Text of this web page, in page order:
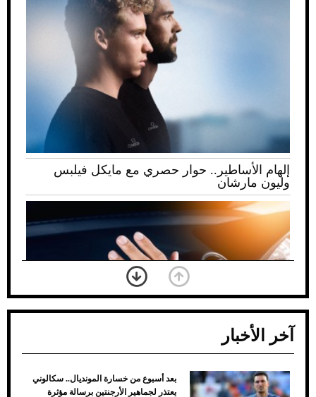
إلهام الأساطير.. حوار حصري مع مايكل فيلبس
وليون مارشان
ضعف تبريد مكيف السيارة عند الوقوف.. أشهر
آخر الأخبار
بعد أسبوع من خسارة المونديال.. سكالوني
يعتذر لجماهير الأرجنتين برسالة مؤثرة